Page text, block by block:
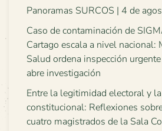
Panoramas SURCOS | 4 de
Caso de contaminación de
Cartago escala a nivel nacional:
Salud ordena inspección
abre investigación
Entre la legitimidad electoral y
constitucional: Reflexiones
cuatro magistrados de la Sala